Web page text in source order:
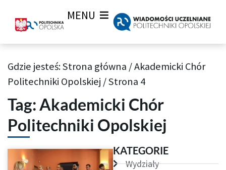
MENU
Archiwum Tagów aktualności Wiadomości uczelnianych
Gdzie jesteś:Strona główna /Akademicki Chór
Politechniki Opolskiej /Strona 4
Tag: Akademicki Chór
Politechniki Opolskiej
StronaStronaStrona
StronaStronaStrona StronaKATEGORIE
Wydziały